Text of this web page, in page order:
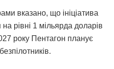
вказано, що ініціатива
рівні 1 мільярда доларів
року Пентагон планує